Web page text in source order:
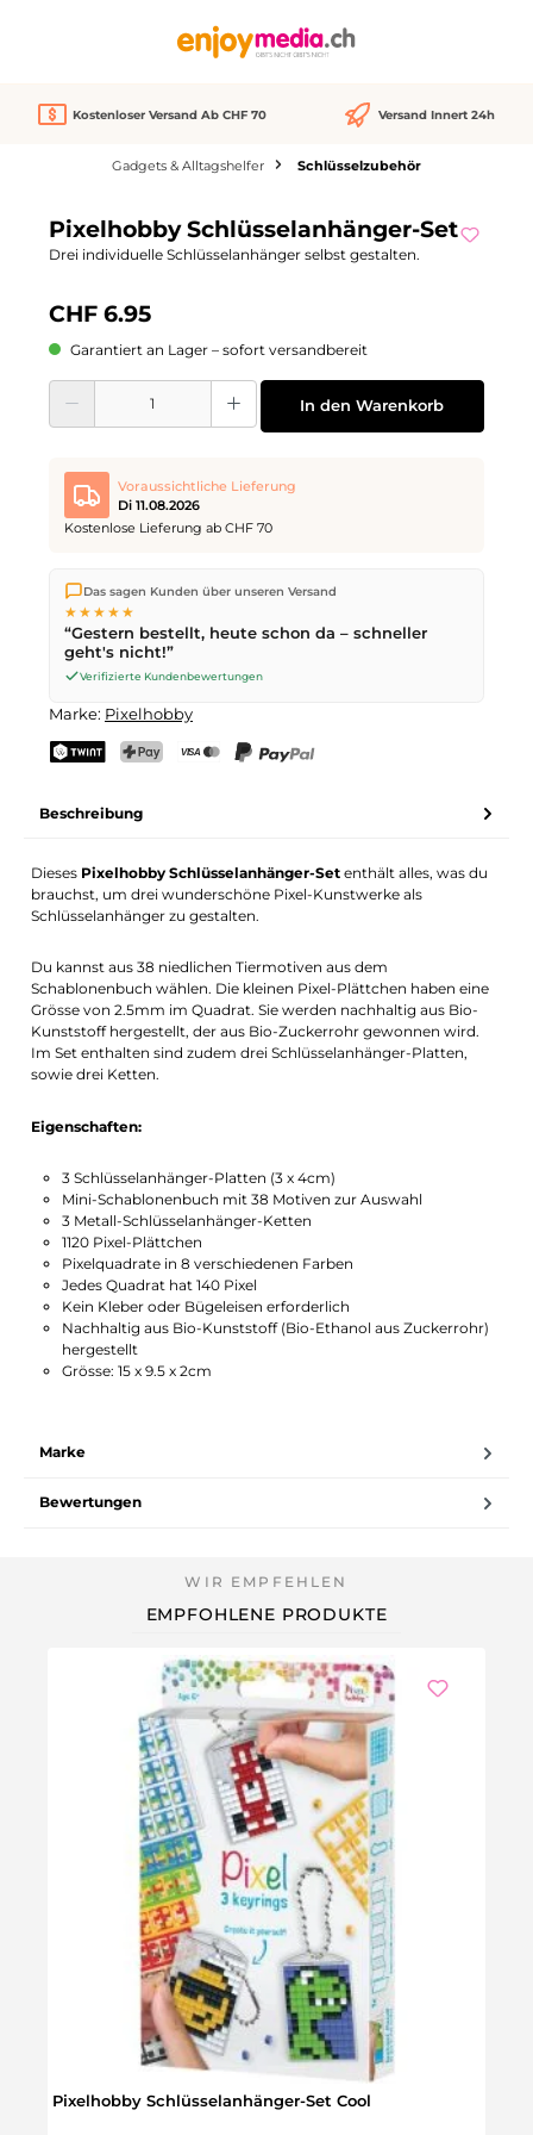
Kostenloser Versand Ab CHF 70 Versand Innert 24h
Gadgets & Alltagshelfer Schlüsselzubehör
Pixelhobby Schlüsselanhänger-Set
Drei individuelle Schlüsselanhänger selbst gestalten.
CHF 6.95
Garantiert an Lager – sofort versandbereit
Produkt Anzahl: Gib den gewünschten Wert ein oder benutze die
In den Warenkorb
Voraussichtliche Lieferung
Di 11.08.2026
Kostenlose Lieferung ab CHF 70
Wir versenden direkt aus unserem Lager in Kriens. Ab
ist die Lieferung kostenlos. Bestellungen bis
werden noch am selben Tag versendet – Zustellung am
nächsten Werktagmit der Schweizerischen Post.
Das sagen Kunden über unseren Versand
★★★★★
“Gestern bestellt, heute schon da – schneller
geht's nicht!”
Verifizierte Kundenbewertungen
Marke: Pixelhobby
Beschreibung
Dieses Pixelhobby Schlüsselanhänger-Set enthält alles, was du
brauchst, um drei wunderschöne Pixel-Kunstwerke als
Schlüsselanhänger zu gestalten.
Du kannst aus 38 niedlichen Tiermotiven aus dem
Schablonenbuch wählen. Die kleinen Pixel-Plättchen haben eine
Grösse von 2.5mm im Quadrat. Sie werden nachhaltig aus Bio-
Kunststoff hergestellt, der aus Bio-Zuckerrohr gewonnen wird.
Im Set enthalten sind zudem drei Schlüsselanhänger-Platten,
sowie drei Ketten.
Eigenschaften:
3 Schlüsselanhänger-Platten (3 x 4cm)
Mini-Schablonenbuch mit 38 Motiven zur Auswahl
3 Metall-Schlüsselanhänger-Ketten
1120 Pixel-Plättchen
Pixelquadrate in 8 verschiedenen Farben
Jedes Quadrat hat 140 Pixel
Kein Kleber oder Bügeleisen erforderlich
Nachhaltig aus Bio-Kunststoff (Bio-Ethanol aus Zuckerrohr)
hergestellt
Grösse: 15 x 9.5 x 2cm
Marke
Bewertungen
EMPFOHLENE PRODUKTE
Pixelhobby Schlüsselanhänger-Set Cool